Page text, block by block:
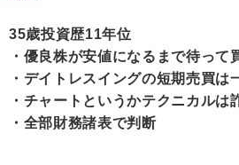
35歳投資歴11年位
・優良株が安値になるまで待って
・デイトレスイングの短期売買は
・チャートというかテクニカルは
・全部財務諸表で判断